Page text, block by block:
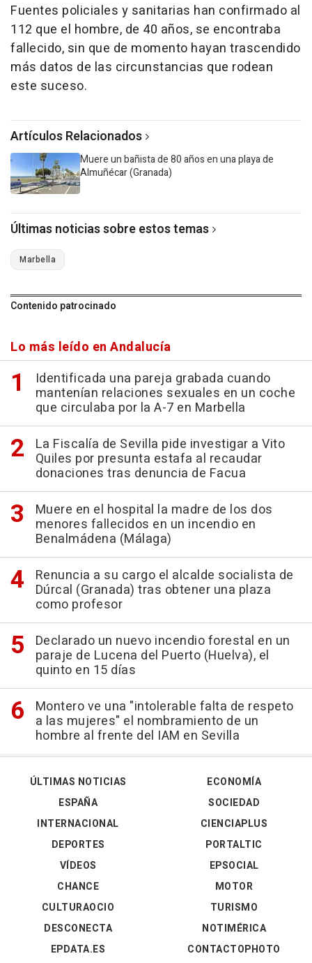
Fuentes policiales y sanitarias han confirmado al
112 que el hombre, de 40 años, se encontraba
fallecido, sin que de momento hayan trascendido
más datos de las circunstancias que rodean
este suceso.
Artículos Relacionados
Muere un bañista de 80 años en una playa de
Almuñécar (Granada)
Últimas noticias sobre estos temas
Marbella
Contenido patrocinado
Lo más leído en Andalucía
Identificada una pareja grabada cuando
mantenían relaciones sexuales en un coche
que circulaba por la A-7 en Marbella
La Fiscalía de Sevilla pide investigar a Vito
Quiles por presunta estafa al recaudar
donaciones tras denuncia de Facua
Muere en el hospital la madre de los dos
menores fallecidos en un incendio en
Benalmádena (Málaga)
Renuncia a su cargo el alcalde socialista de
Dúrcal (Granada) tras obtener una plaza
como profesor
Declarado un nuevo incendio forestal en un
paraje de Lucena del Puerto (Huelva), el
quinto en 15 días
Montero ve una "intolerable falta de respeto
a las mujeres" el nombramiento de un
hombre al frente del IAM en Sevilla
ÚLTIMAS NOTICIAS
ESPAÑA
INTERNACIONAL
DEPORTES
VÍDEOS
ECONOMÍA
SOCIEDAD
CIENCIAPLUS
PORTALTIC
EPSOCIAL
CHANCE
CULTURAOCIO
DESCONECTA
EPDATA.ES
MOTOR
TURISMO
NOTIMÉRICA
CONTACTOPHOTO